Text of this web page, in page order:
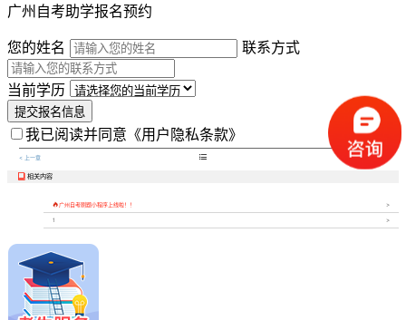
广州自考助学报名预约
您的姓名
联系方式
当前学历
提交报名信息
我已阅读并同意 《用户隐私条款》
< 上一章  下一章 >
相关内容
广州自考刷题小程序上线啦！！
1